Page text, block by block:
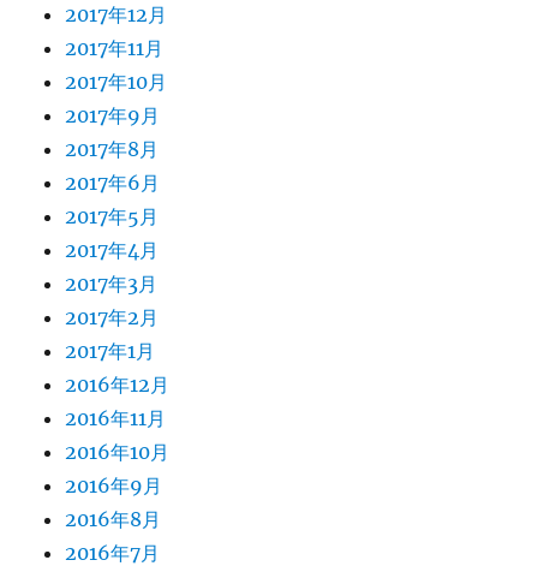
2017年12月
2017年11月
2017年10月
2017年9月
2017年8月
2017年6月
2017年5月
2017年4月
2017年3月
2017年2月
2017年1月
2016年12月
2016年11月
2016年10月
2016年9月
2016年8月
2016年7月